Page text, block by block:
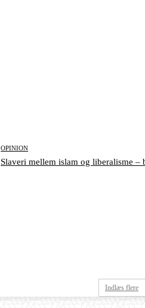
OPINION
Slaveri mellem islam og liberalisme
Indlæs flere